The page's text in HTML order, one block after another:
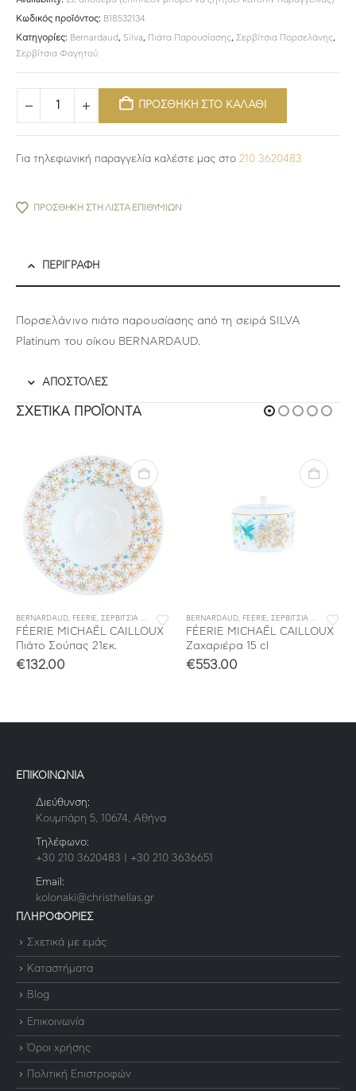
Κωδικός προϊόντος: B18532134
Κατηγορίες: Bernardaud, Silva, Πιάτα Παρουσίασης, Σερβίτσια Πορσελάνης,
Σερβίτσια Φαγητού
ΠΡΟΣΘΗΚΗ ΣΤΟ ΚΑΛΑΘΙ
Για τηλεφωνική παραγγελία καλέστε μας στο 210 3620483
ΠΡΟΣΘΉΚΗ ΣΤΗ ΛΊΣΤΑ ΕΠΙΘΥΜΙΏΝ
ΠΕΡΙΓΡΑΦΉ
Πορσελάνινο πιάτο παρουσίασης από τη σειρά SILVA
Platinum του οίκου BERNARDAUD.
ΑΠΟΣΤΟΛΕΣ
ΣΧΕΤΙΚΆ ΠΡΟΪΌΝΤΑ
,ΣΕΡΒΙΤΣΙΑ ΦΑΓΗΤΟΥ
BERNARDAUD, FEERIE, ΣΕΡΒΙΤΣΙΑ ΠΟΡΣΕΛΑΝΗΣ ,ΣΕΡΒΙΤΣΙΑ ΦΑΓΗΤΟΥ
FÉERIE MICHAËL CAILLOUX
Πιάτο Σούπας 21εκ.
€132.00
BERNARDAUD, FEERIE, ΣΕΡΒΙΤΣΙΑ ΠΟΡΣΕΛΑΝΗΣ
FÉERIE MICHAËL CAILLOUX
Ζαχαριέρα 15 cl
€553.00
ΕΠΙΚΟΙΝΩΝΙΑ
Διεύθυνση:
Κουμπάρη 5, 10674, Αθήνα
Τηλέφωνο:
+30 210 3620483 | +30 210 3636651
Email:
kolonaki@christhellas.gr
ΠΛΗΡΟΦΟΡΙΕΣ
Σχετικά με εμάς
Καταστήματα
Blog
Επικοινωνία
Όροι χρήσης
Πολιτική Επιστροφών